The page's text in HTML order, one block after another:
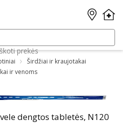
prekės
Širdžiai ir kraujotakai
ir venoms
dengtos tabletės, N120